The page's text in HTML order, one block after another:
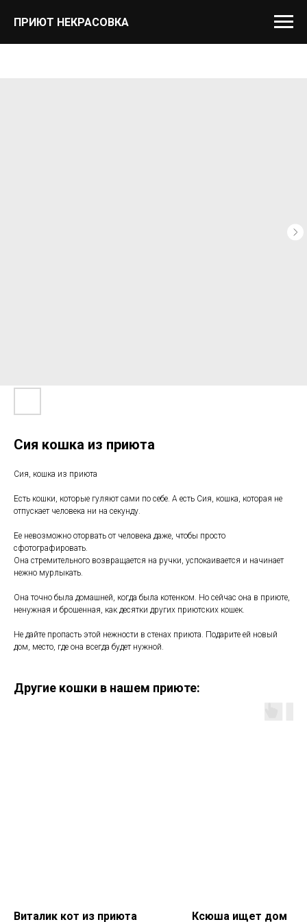
ПРИЮТ НЕКРАСОВКА
Сия кошка из приюта
Сия, кошка из приюта
Есть кошки, которые гуляют сами по себе. А есть Сия, кошка, которая не
отпускает человека ни на секунду.
Ее невозможно оторвать от человека даже, чтобы просто
сфотографировать.
Она стремительного возвращается на ручки, успокаивается и начинает
нежно мурлыкать.
Она точно была домашней, когда была котенком. Но сейчас она в приюте,
ненужная и брошенная, как десятки других приютских кошек.
Не дайте пропасть этой нежности в стенах приюта. Подарите ей новый
дом, место, где она всегда будет нужной.
Другие кошки в нашем приюте:
Виталик кот из приюта Ксюша ищет дом